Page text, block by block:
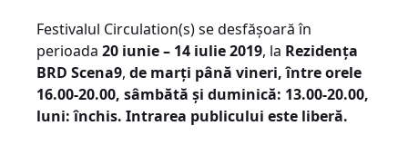
Festivalul Circulation(s) se desfășoară în
perioada 20 iunie – 14 iulie 2019, la Rezidența
BRD Scena9, de marți până vineri, între orele
16.00-20.00, sâmbătă și duminică: 13.00-20.00,
luni: închis. Intrarea publicului este liberă.